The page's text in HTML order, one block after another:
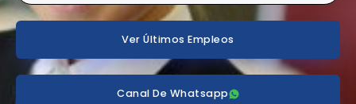
Ver Últimos Empleos
Canal De Whatsapp